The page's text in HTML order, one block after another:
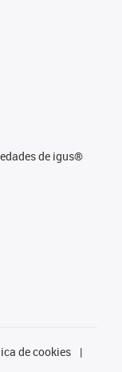
de igus®
de cookies